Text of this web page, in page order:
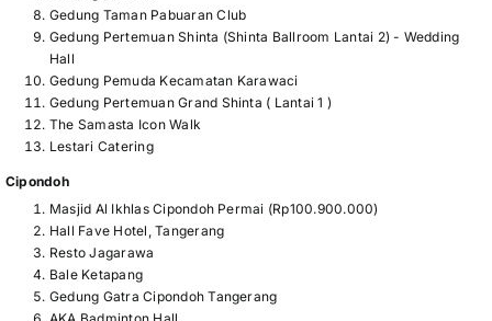
Gedung Taman Pabuaran Club
Gedung Pertemuan Shinta (Shinta Ballroom Lantai 2) - Wedding
Hall
Gedung Pemuda Kecamatan Karawaci
Gedung Pertemuan Grand Shinta ( Lantai 1 )
The Samasta Icon Walk
Lestari Catering
Cipondoh
Masjid Al Ikhlas Cipondoh Permai (Rp100.900.000)
Hall Fave Hotel, Tangerang
Resto Jagarawa
Bale Ketapang
Gedung Gatra Cipondoh Tangerang